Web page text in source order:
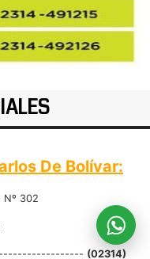
De Bolívar:
Nº 302
(02314)